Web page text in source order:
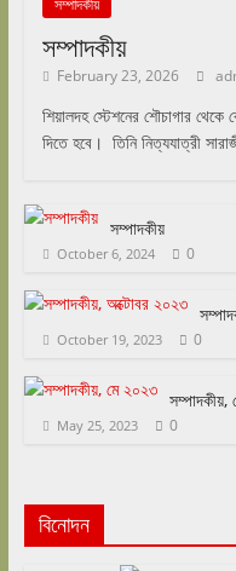
সম্পাদকীয়
সম্পাদকীয়
February 23, 2026
শিয়ালদহ স্টেশনের শৌচাগার
দিতে হবে। তিনি নিত্যযাত্রী
সম্পাদকীয়
October 6, 2024 0
October 19, 2023 0
May 25, 2023 0
বিনোদন